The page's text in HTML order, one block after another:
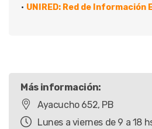
• UNIRED: Red de Información
Más información:
Ayacucho 652, PB
Lunes a viernes de 9 a 18